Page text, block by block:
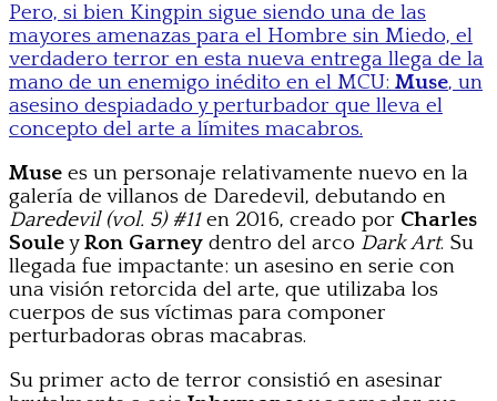
Pero, si bien Kingpin sigue siendo una de las
mayores amenazas para el Hombre sin Miedo, el
verdadero terror en esta nueva entrega llega de la
mano de un enemigo inédito en el MCU: Muse, un
asesino despiadado y perturbador que lleva el
concepto del arte a límites macabros.
Muse es un personaje relativamente nuevo en la
galería de villanos de Daredevil, debutando en
Daredevil (vol. 5) #11en 2016, creado por Charles
SouleyRon Garney dentro del arco Dark Art. Su
llegada fue impactante: un asesino en serie con
una visión retorcida del arte, que utilizaba los
cuerpos de sus víctimas para componer
perturbadoras obras macabras.
Su primer acto de terror consistió en asesinar